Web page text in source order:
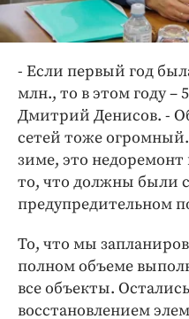
- Если первый год
млн., то в этом году –
Дмитрий Денисов. -
сетей тоже
зиме, это
то, что должны были
предупредительном
То, что мы
полном объеме
все объекты.
восстановлением